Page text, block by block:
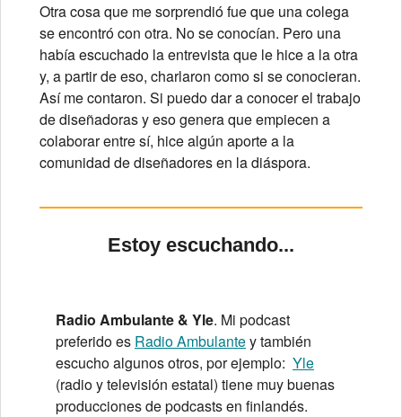
Otra cosa que me sorprendió fue que una colega
se encontró con otra. No se conocían. Pero una
había escuchado la entrevista que le hice a la otra
y, a partir de eso, charlaron como si se conocieran.
Así me contaron. Si puedo dar a conocer el trabajo
de diseñadoras y eso genera que empiecen a
colaborar entre sí, hice algún aporte a la
comunidad de diseñadores en la diáspora.
Estoy escuchando...
Radio Ambulante & Yle. Mi podcast
preferido es Radio Ambulantey también
escucho algunos otros, por ejemplo: Yle
(radio y televisión estatal) tiene muy buenas
producciones de podcasts en finlandés.